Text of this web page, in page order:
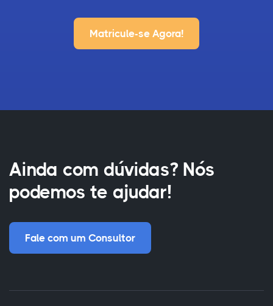
Matricule-se Agora!
Ainda com dúvidas? Nós
podemos te ajudar!
Fale com um Consultor